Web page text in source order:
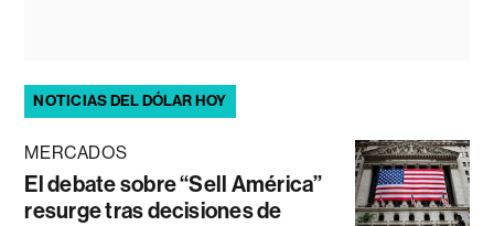
NOTICIAS DEL DÓLAR HOY
MERCADOS
El debate sobre “Sell América”
resurge tras decisiones de